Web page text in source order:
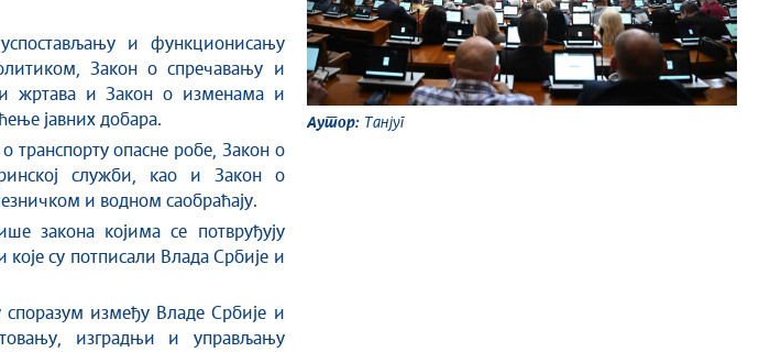
и функционисању
Закон о спречавању и
жртава и Закон о изменама и
јавних добара.
транспорту опасне робе, Закон о
служби, као и Закон о
и водном саобраћају.
закона којима се потвруђују
су потписали Влада Србије и
споразум између Владе Србије и
изградњи и управљању
Аутор: Танјуг